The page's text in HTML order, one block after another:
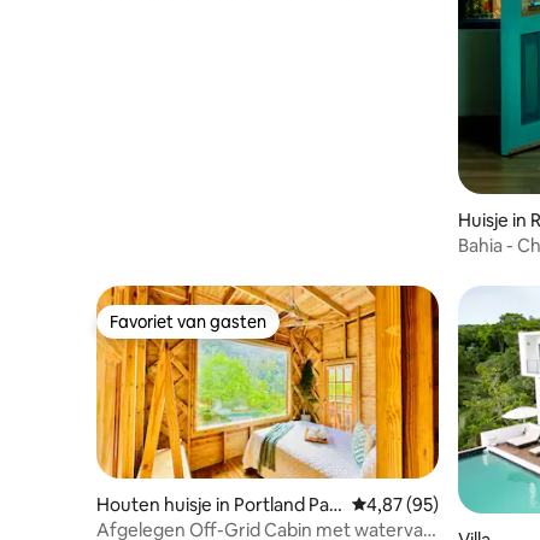
Huisje in
Bahia -
Favoriet van gasten
Favoriet van gasten
Houten huisje in Portland Pari
sh
Gemiddelde
4,87 (95)
Afgelegen Off-Grid Cabin met waterval